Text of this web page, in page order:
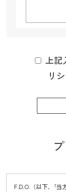
上記
リ
F.D.O.（以下、｢当